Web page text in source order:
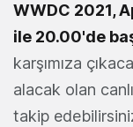
WWDC 2021,
ile 20.00'de
karşımıza
alacak olan
takip